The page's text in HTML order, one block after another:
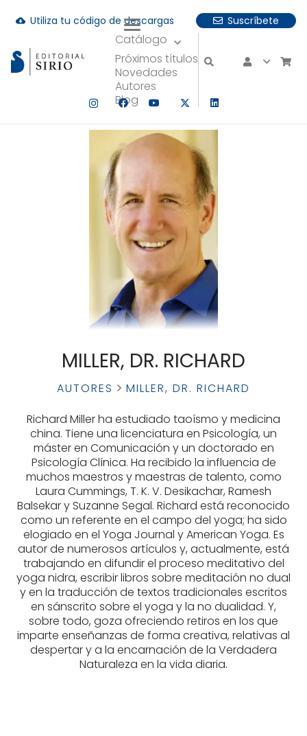
cloud_download Utiliza tu código de descargas Suscríbete
Catálogo
Próximos títulos
Novedades
Autores
Blog
hay resultados autocompletados, puedes utilizar las
MILLER, DR. RICHARD
AUTORES
MILLER, DR. RICHARD
Richard Miller ha estudiado taoísmo y medicina
china. Tiene una licenciatura en Psicología, un
máster en Comunicación y un doctorado en
Psicología Clínica. Ha recibido la influencia de
muchos maestros y maestras de talento, como
Laura Cummings, T. K. V. Desikachar, Ramesh
Balsekar y Suzanne Segal. Richard está reconocido
como un referente en el campo del yoga; ha sido
elogiado en el Yoga Journal y American Yoga. Es
autor de numerosos artículos y, actualmente, está
trabajando en difundir el proceso meditativo del
yoga nidra, escribir libros sobre meditación no dual
y en la traducción de textos tradicionales escritos
en sánscrito sobre el yoga y la no dualidad. Y,
sobre todo, goza ofreciendo retiros en los que
imparte enseñanzas de forma creativa, relativas al
despertar y a la encarnación de la Verdadera
Naturaleza en la vida diaria.